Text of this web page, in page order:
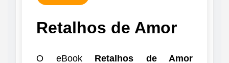
Retalhos de Amor
O eBook Retalhos de Amor